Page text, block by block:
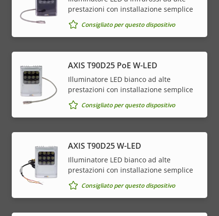
prestazioni con installazione semplice
Consigliato per questo dispositivo
AXIS T90D25 PoE W-LED
Illuminatore LED bianco ad alte
prestazioni con installazione semplice
Consigliato per questo dispositivo
AXIS T90D25 W-LED
Illuminatore LED bianco ad alte
prestazioni con installazione semplice
Consigliato per questo dispositivo